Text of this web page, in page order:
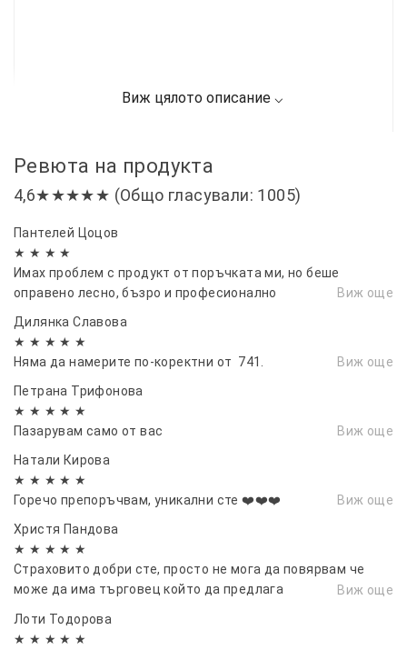
Ревюта на продукта
4,6★★★★★ (Общо гласували: 1005)
Пантелей Цоцов
★ ★ ★ ★
Имах проблем с продукт от поръчката ми, но беше
оправено лесно, бъзро и професионално
Виж още
Дилянка Славова
★ ★ ★ ★ ★
Няма да намерите по-коректни от 741.
Виж още
Петрана Трифонова
★ ★ ★ ★ ★
Пазарувам само от вас
Виж още
Натали Кирова
★ ★ ★ ★ ★
Горечо препоръчвам, уникални сте ❤️❤️❤️
Виж още
Христя Пандова
★ ★ ★ ★ ★
Страховито добри сте, просто не мога да повярвам че
може да има търговец който да предлага
постигнете много и ще зарадвате хиляди хора 💞💞💞
Виж още
Лоти Тодорова
★ ★ ★ ★ ★